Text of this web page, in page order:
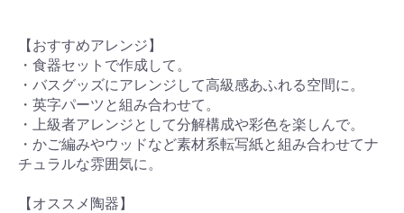
【おすすめアレンジ】
・食器セットで作成して。
・バスグッズにアレンジして高級感あふれる空間に。
・英字パーツと組み合わせて。
・上級者アレンジとして分解構成や彩色を楽しんで。
・かご編みやウッドなど素材系転写紙と組み合わせてナ
チュラルな雰囲気に。
【オススメ陶器】